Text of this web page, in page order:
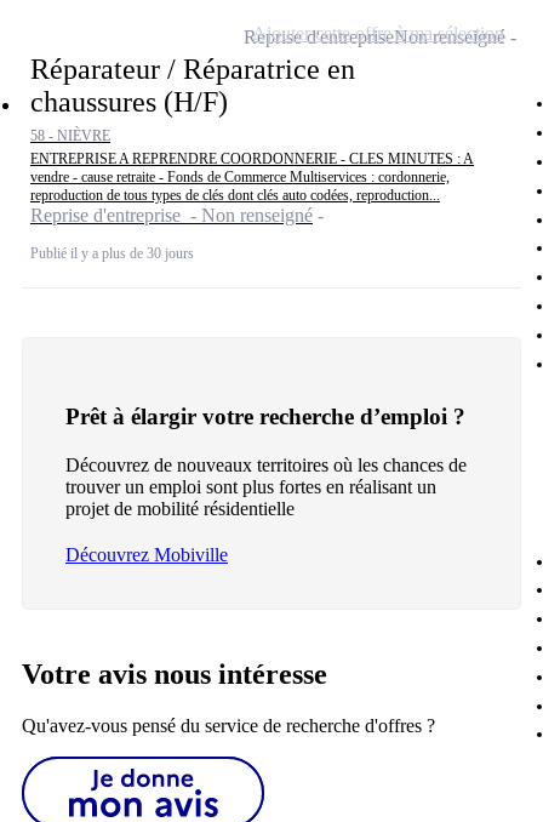
Réparateur / Réparatrice en
chaussures (H/F)
58 - NIÈVRE
ENTREPRISE A REPRENDRE COORDONNERIE - CLES MINUTES : A
vendre - cause retraite - Fonds de Commerce Multiservices : cordonnerie,
reproduction de tous types de clés dont clés auto codées, reproduction...
Reprise d'entreprise - Non renseigné
Publié il y a plus de 30 jours
Reprise d'entrepriseNon renseigné
Ajouter cette offre à ma sélection
Prêt à élargir votre recherche d’emploi ?
Découvrez de nouveaux territoires où les chances de
trouver un emploi sont plus fortes en réalisant un
projet de mobilité résidentielle
Découvrez Mobiville
Votre avis nous intéresse
Qu'avez-vous pensé du service de recherche d'offres ?